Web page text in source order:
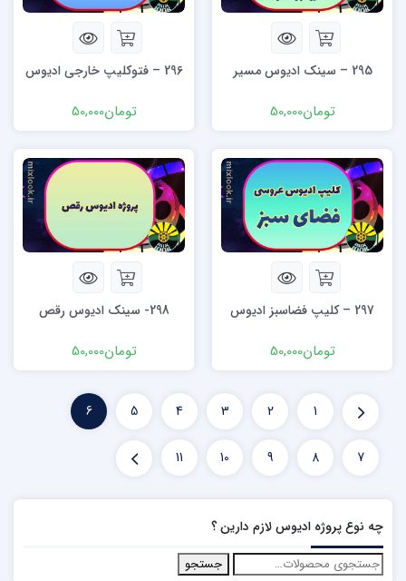
295 – سینک ادیوس مسیر
تومان50,000
296 – فتوکلیپ خارجی ادیوس
تومان50,000
297 – کلیپ فضاسبز ادیوس
تومان50,000
298- سینک ادیوس رقص
تومان50,000
1
2
3
4
5
6
7
8
9
10
11
چه نوع پروژه ادیوس لازم دارین ؟
جستجو